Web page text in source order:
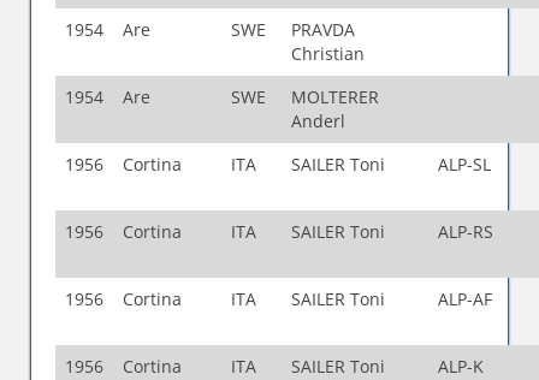
1954 Are SWE
PRAVDA
Christian
1954
Are SWE
MOLTERER
Anderl
1956
Cortina ITA SAILER Toni ALP-SL
1956 Cortina ITA SAILER Toni ALP-RS
1956 Cortina ITA SAILER Toni ALP-AF
1956 Cortina ITA SAILER Toni
ALP-K